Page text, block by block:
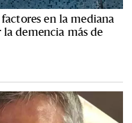
en la mediana
demencia más de